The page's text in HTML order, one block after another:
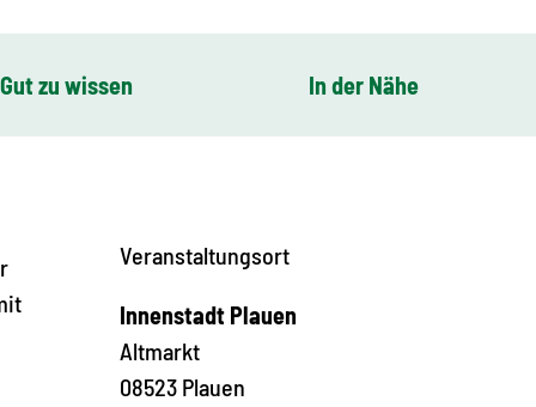
Gut zu wissen In der Nähe
Veranstaltungsort
Innenstadt Plauen
Altmarkt
08523 Plauen